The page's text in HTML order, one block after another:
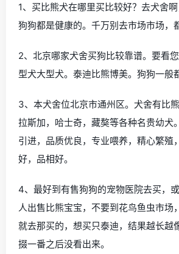
1、买比熊犬在哪里买比较好？去犬舍
狗狗都是健康的。千万别去市场市场，
2、北京哪家犬舍买狗比较靠谱。要看
型犬大型犬。泰迪比熊博美。狗狗一般
3、本犬舍位北京市通州区。犬舍有比
拉斯加，哈士奇，藏獒等各种名贵幼犬
引进，品质优良，专业喂养，精心繁殖
好，品相好。
4、最好到有售狗狗的宠物医院去买，
人出售比熊宝宝，不要到花鸟鱼虫市场
就去那买的，想买只泰迪，结果越长越
掇一番之后没看出来。